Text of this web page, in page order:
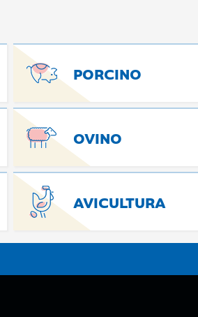
PORCINO
OVINO
AVICULTURA